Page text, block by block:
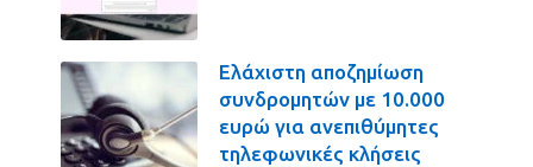
Ελάχιστη αποζημίωση
συνδρομητών με 10.000
ευρώ για ανεπιθύμητες
τηλεφωνικές κλήσεις